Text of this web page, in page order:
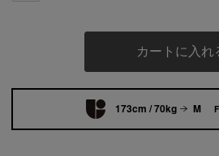
カートに入れ
173cm / 70kg M